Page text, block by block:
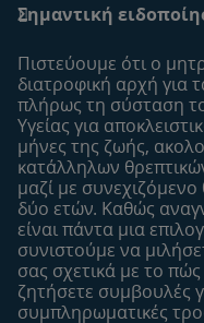
Οι Ειδικοί μας
Συχνές ερωτήσεις
Αναζήτηση
Επικοινώνησε μαζί
Προϊόντα
Εύρεση προϊόντος
Οι μάρκες μου
Εύρεση καταστήματος
Δείγματα
Σημαντική
Πιστεύουμε ότι ο
διατροφική αρχή για
πλήρως τη σύσταση
Υγείας για
μήνες της ζωής,
κατάλληλων
μαζί με
δύο ετών. Καθώς
είναι πάντα μια
συνιστούμε να
σας σχετικά με το
ζητήσετε συμβουλές
συμπληρωματικές